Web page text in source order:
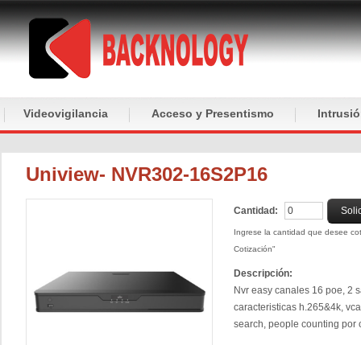
Videovigilancia Acceso y Presentismo
Uniview- NVR302-16S2P16
Cantidad:
Ingrese la cantidad que desee
Cotización"
Descripción:
Nvr easy canales 16 poe, 2
caracteristicas h.265&4k,
search, people counting por